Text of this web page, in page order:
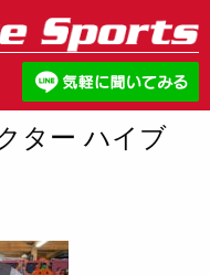
ター ハイブ